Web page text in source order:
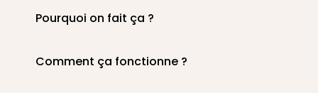
Pourquoi on fait ça ?
Comment ça fonctionne ?